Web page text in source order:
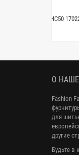
О
Fashion
для
другие
Будьте в